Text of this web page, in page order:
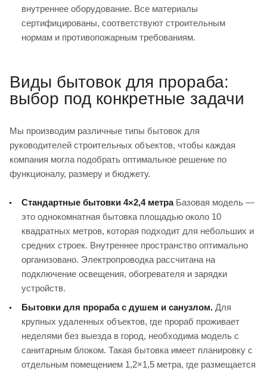
внутреннее оборудование. Все материалы
сертифицированы, соответствуют строительным
нормам и противопожарным требованиям.
Виды бытовок для прораба:
выбор под конкретные задачи
Мы производим различные типы бытовок для
руководителей строительных объектов, чтобы каждая
компания могла подобрать оптимальное решение по
функционалу, размеру и бюджету.
Стандартные бытовки 4×2,4 метра Базовая модель —
это однокомнатная бытовка площадью около 10
квадратных метров, которая подходит для небольших и
средних строек. Внутреннее пространство оптимально
организовано. Электропроводка рассчитана на
подключение освещения, обогревателя и зарядки
устройств.
Бытовки для прораба с душем и санузлом. Для
крупных удаленных объектов, где прораб проживает
неделями без выезда в город, необходима модель с
санитарным блоком. Такая бытовка имеет планировку с
отдельным помещением 1,2×1,5 метра, где размещается